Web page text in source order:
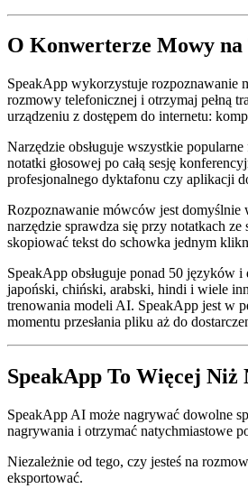
O Konwerterze Mowy na
SpeakApp wykorzystuje rozpoznawanie
rozmowy telefonicznej i otrzymaj pełną
urządzeniu z dostępem do internetu:
Narzędzie obsługuje wszystkie
notatki głosowej po całą sesję
profesjonalnego dyktafonu czy aplikacji
Rozpoznawanie mówców jest domyślnie
narzędzie sprawdza się przy notatkach
skopiować tekst do schowka jednym
SpeakApp obsługuje ponad 50 języków
japoński, chiński, arabski, hindi i wiele
trenowania modeli AI. SpeakApp jest w
momentu przesłania pliku aż do
SpeakApp To Więcej
SpeakApp AI może nagrywać dowolne
nagrywania i otrzymać natychmiastowe
Niezależnie od tego, czy jesteś na
eksportować.